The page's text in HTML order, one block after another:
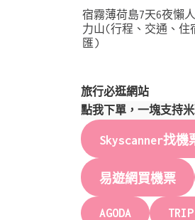
宿霧薄荷島7天6夜懶
力山(行程、交通、住
匯)
旅行必逛網站
點我下單，一塊支持
Skyscanner找機
易遊網買機票
AGODA